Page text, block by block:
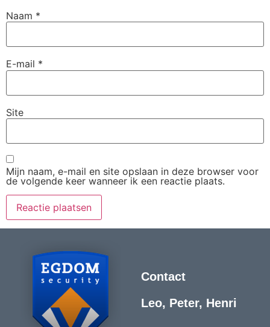
Naam *
E-mail *
Site
Mijn naam, e-mail en site opslaan in deze browser voor
de volgende keer wanneer ik een reactie plaats.
Contact
Leo, Peter, Henri